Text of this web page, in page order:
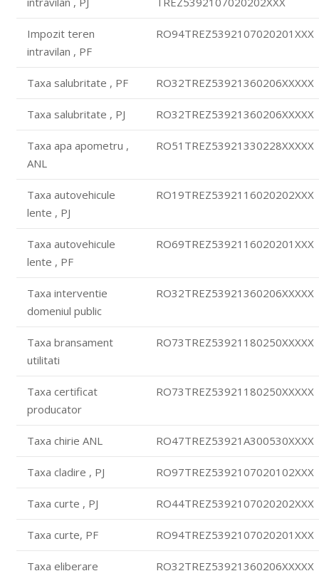
Impozit teren
intravilan , PF
RO94TREZ5392107020201XXX
Taxa salubritate , PF RO32TREZ53921360206XXXXX
Taxa salubritate , PJ RO32TREZ53921360206XXXXX
Taxa apa apometru ,
ANL
RO51TREZ53921330228XXXXX
Taxa autovehicule
lente , PJ
RO19TREZ5392116020202XXX
Taxa autovehicule
lente , PF
RO69TREZ5392116020201XXX
Taxa interventie
domeniul public
RO32TREZ53921360206XXXXX
Taxa bransament
utilitati
RO73TREZ53921180250XXXXX
Taxa certificat
producator
RO73TREZ53921180250XXXXX
Taxa chirie ANL RO47TREZ53921A300530XXXX
Taxa cladire , PJ RO97TREZ5392107020102XXX
Taxa curte , PJ RO44TREZ5392107020202XXX
Taxa curte, PF RO94TREZ5392107020201XXX
Taxa eliberare
RO32TREZ53921360206XXXXX